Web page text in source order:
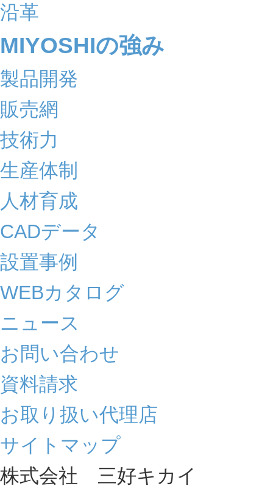
沿革
MIYOSHIの強み
製品開発
販売網
技術力
生産体制
人材育成
CADデータ
設置事例
WEBカタログ
ニュース
お問い合わせ
資料請求
お取り扱い代理店
サイトマップ
株式会社 三好キカイ